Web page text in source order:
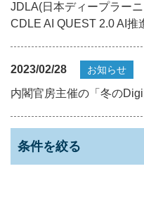
JDLA(日本ディープラー
CDLE AI QUEST 2.0 AI推
2023/02/28 お知らせ
内閣官房主催の「冬の
条件を絞る